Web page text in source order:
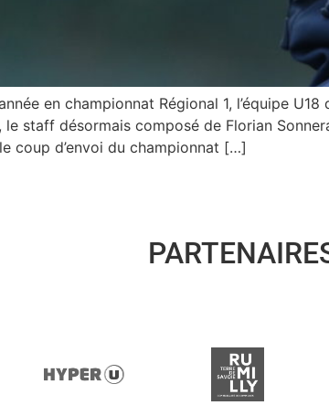
en championnat Régional 1, l’équipe
staff désormais composé de Florian
coup d’envoi du championnat […]